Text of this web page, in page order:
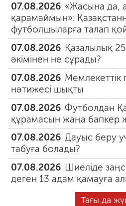
07.08.2026 «Жасына да,
қарамаймын»:
футболшыларға талап
07.08.2026 Қазалылық
әкімінен не сұрады?
07.08.2026 Мемлекеттік
нәтижесі шықты
07.08.2026 Футболдан
құрамасын жаңа бапкер
07.08.2026 Дауыс беру
табуға болады?
07.08.2026 Шиеліде
деген 13 адам қамауға
Тағы да